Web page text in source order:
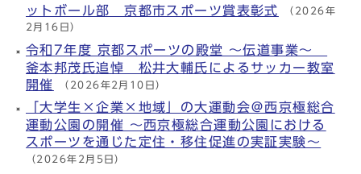
ットボール部 京都市スポーツ賞表彰式 （2026年
2月16日）
令和7年度 京都スポーツの殿堂 ～伝道事業～
釜本邦茂氏追悼 松井大輔氏によるサッカー教室
開催
（2026年2月10日）
「大学生×企業×地域」の大運動会＠西京極総合
運動公園の開催 ～西京極総合運動公園における
スポーツを通じた定住・移住促進の実証実験～
（2026年2月5日）